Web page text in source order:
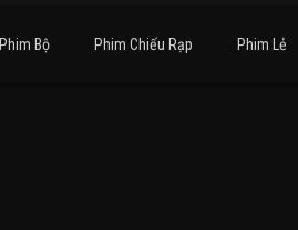
Phim Bộ Phim Chiếu Rạp Phim Lẻ